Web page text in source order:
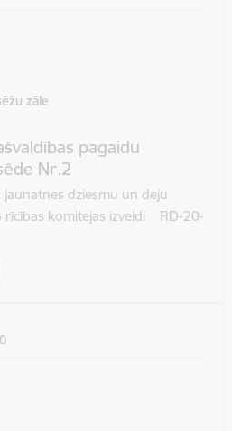
zāle
pagaidu
Nr.2
jaunatnes dziesmu un deju
rīcības komitejas izveidi RD-20-